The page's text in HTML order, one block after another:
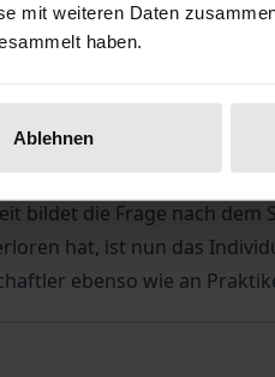
mit weiteren Daten
haben.
Ablehnen
der zentrale
Grundlage einer
bildet die Frage nach
hat, ist nun das
ebenso wie an